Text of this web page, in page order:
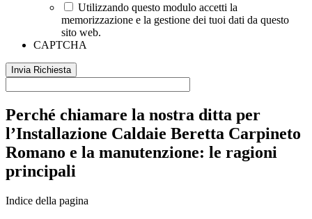
Utilizzando questo modulo accetti la
memorizzazione e la gestione dei tuoi dati da questo
sito web.
CAPTCHA
Perché chiamare la nostra ditta per
l’Installazione Caldaie Beretta Carpineto
Romano e la manutenzione: le ragioni
principali
Indice della pagina